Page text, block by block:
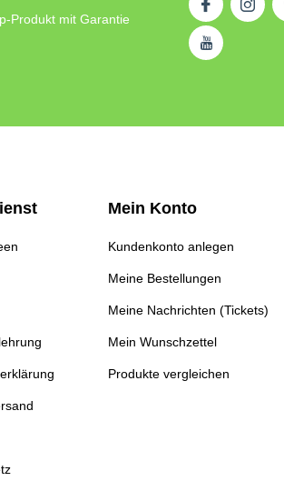
Produkt mit Garantie
Mein Konto
Kundenkonto anlegen
Meine Bestellungen
Meine Nachrichten (Tickets)
Mein Wunschzettel
Produkte vergleichen